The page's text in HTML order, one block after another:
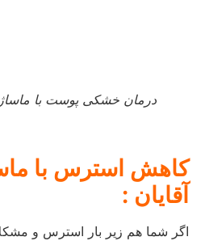
درمان خشکی پوست با ماساژ
کاهش استرس با
آقایان :
اگر شما هم زیر بار استرس و مشکلات